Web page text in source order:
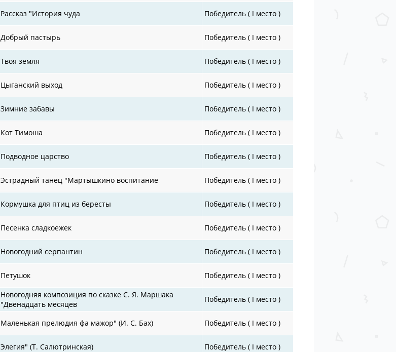
Рассказ "История чуда
Победитель ( I место )
Добрый пастырь
Победитель ( I место )
Твоя земля
Победитель ( I место )
Цыганский выход
Победитель ( I место )
Зимние забавы
Победитель ( I место )
Кот Тимоша
Победитель ( I место )
Подводное царство
Победитель ( I место )
Эстрадный танец "Мартышкино воспитание
Победитель ( I место )
Кормушка для птиц из бересты
Победитель ( I место )
Песенка сладкоежек
Победитель ( I место )
Новогодний серпантин
Победитель ( I место )
Петушок
Победитель ( I место )
Новогодняя композиция по сказке С. Я. Маршака
"Двенадцать месяцев
Победитель ( I место )
Маленькая прелюдия фа мажор" (И. С. Бах)
Победитель ( I место )
Элегия" (Т. Салютринская)
Победитель ( I место )